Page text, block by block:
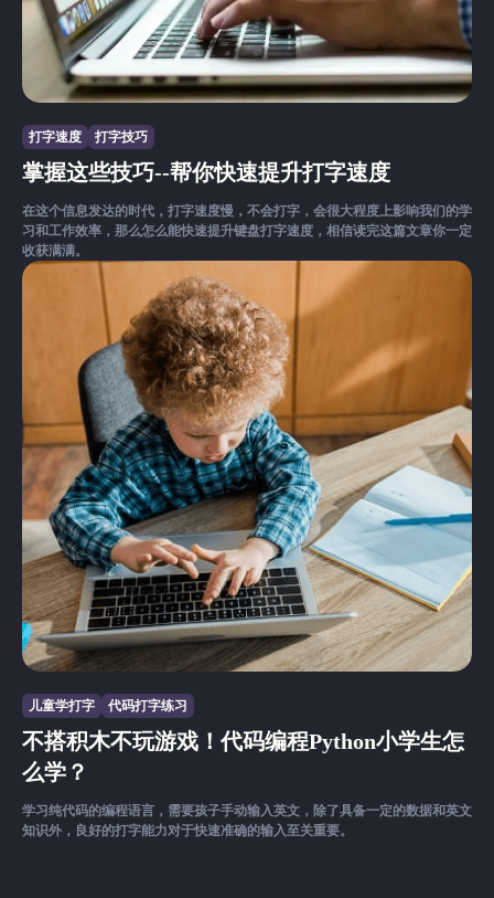
打字速度 打字技巧
掌握这些技巧--帮你快速提升打字速度
在这个信息发达的时代，打字速度慢，不会打字，会很大程度上影响我们的学
习和工作效率，那么怎么能快速提升键盘打字速度，相信读完这篇文章你一定
收获满满。
儿童学打字 代码打字练习
不搭积木不玩游戏！代码编程Python小学生怎
么学？
学习纯代码的编程语言，需要孩子手动输入英文，除了具备一定的数据和英文
知识外，良好的打字能力对于快速准确的输入至关重要。